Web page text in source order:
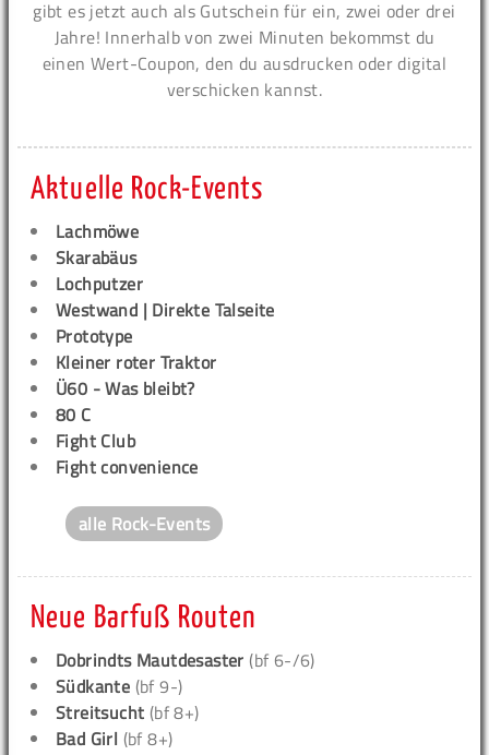
gibt es jetzt auch als Gutschein für ein, zwei oder drei
Jahre! Innerhalb von zwei Minuten bekommst du
einen Wert-Coupon, den du ausdrucken oder digital
verschicken kannst.
Aktuelle Rock-Events
Lachmöwe
Skarabäus
Lochputzer
Westwand | Direkte Talseite
Prototype
Kleiner roter Traktor
Ü60 - Was bleibt?
80 C
Fight Club
Fight convenience
alle Rock-Events
Neue Barfuß Routen
Dobrindts Mautdesaster (bf 6-/6)
Südkante (bf 9-)
Streitsucht (bf 8+)
Bad Girl (bf 8+)